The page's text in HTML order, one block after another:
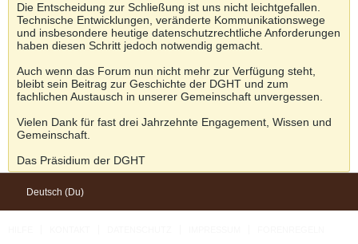
Die Entscheidung zur Schließung ist uns nicht leichtgefallen.
Technische Entwicklungen, veränderte Kommunikationswege
und insbesondere heutige datenschutzrechtliche Anforderungen
haben diesen Schritt jedoch notwendig gemacht.
Auch wenn das Forum nun nicht mehr zur Verfügung steht,
bleibt sein Beitrag zur Geschichte der DGHT und zum
fachlichen Austausch in unserer Gemeinschaft unvergessen.
Vielen Dank für fast drei Jahrzehnte Engagement, Wissen und
Gemeinschaft.
Das Präsidium der DGHT
Deutsch (Du)